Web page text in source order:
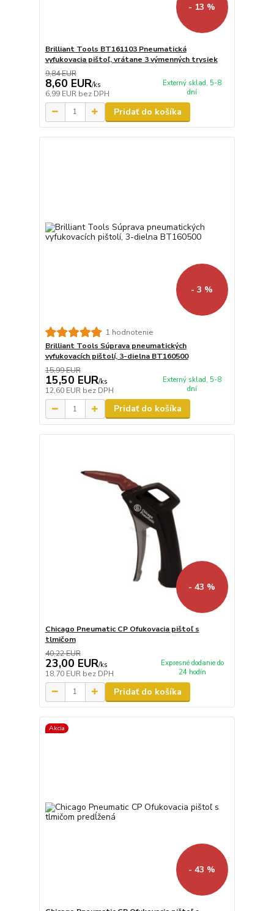
- 13 %
Brilliant Tools BT161103 Pneumatická
vyfukovacia pištoľ, vrátane 3 výmenných trysiek
9,84 EUR
8,60 EUR/ks
6,99 EUR bez DPH
Externý sklad, 5-8
dní
Pridať do košíka
- 3 %
1 hodnotenie
Brilliant Tools Súprava pneumatických
vyfukovacích pištolí, 3-dielna BT160500
15,99 EUR
15,50 EUR/ks
12,60 EUR bez DPH
Externý sklad, 5-8
dní
Pridať do košíka
- 43 %
Chicago Pneumatic CP Ofukovacia pištoľ s
tlmičom
40,22 EUR
23,00 EUR/ks
18,70 EUR bez DPH
Expresné dodanie do
24 hodín
Pridať do košíka
Akcia
- 43 %